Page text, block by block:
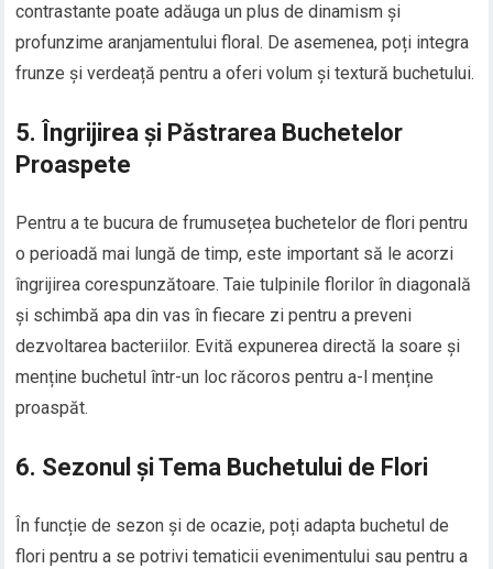
contrastante poate adăuga un plus de dinamism și
profunzime aranjamentului floral. De asemenea, poți integra
frunze și verdeață pentru a oferi volum și textură buchetului.
5. Îngrijirea și Păstrarea Buchetelor
Proaspete
Pentru a te bucura de frumusețea buchetelor de flori pentru
o perioadă mai lungă de timp, este important să le acorzi
îngrijirea corespunzătoare. Taie tulpinile florilor în diagonală
și schimbă apa din vas în fiecare zi pentru a preveni
dezvoltarea bacteriilor. Evită expunerea directă la soare și
menține buchetul într-un loc răcoros pentru a-l menține
proaspăt.
6. Sezonul și Tema Buchetului de Flori
În funcție de sezon și de ocazie, poți adapta buchetul de
flori pentru a se potrivi tematicii evenimentului sau pentru a